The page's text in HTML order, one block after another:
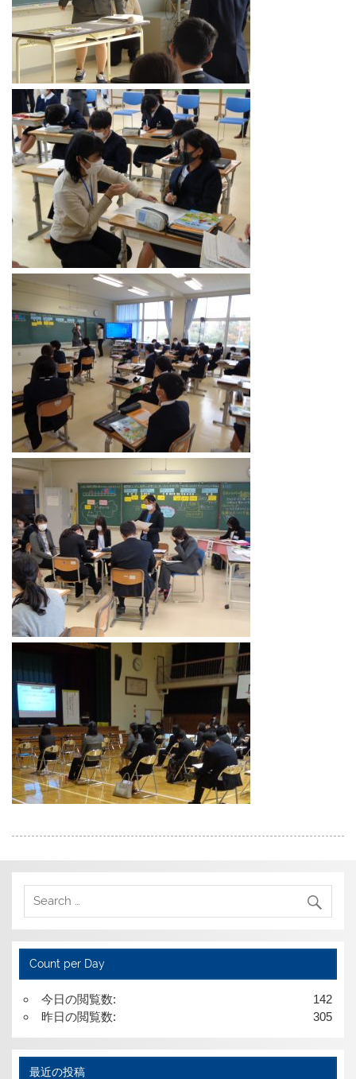
Count per Day
142
今日の閲覧数:
305
昨日の閲覧数:
最近の投稿